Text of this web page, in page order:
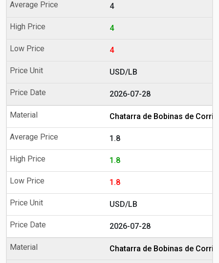
4
4
4
USD/LB
2026-07-28
Chatarra de Bobinas de
1.8
1.8
1.8
USD/LB
2026-07-28
Chatarra de Bobinas de